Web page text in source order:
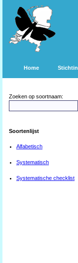
Home
Zoeken op soortnaam:
Soortenlijst
Alfabetisch
Systematisch
Systematische checklist